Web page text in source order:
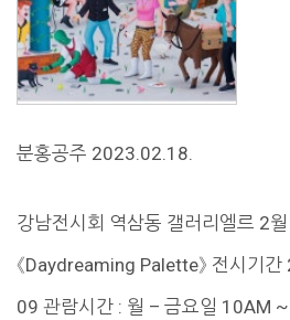
분홍공주 2023.02.18.
강남전시회 역삼동 갤러리엘르 2
《Daydreaming Palette》 전시기
09 관람시간 : 월 – 금요일 10AM